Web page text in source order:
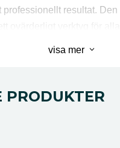
professionellt resultat.
och offentliga
visa mer 3
PRODUKTER